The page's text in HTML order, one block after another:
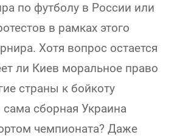
по футболу в России или
в рамках этого
Хотя вопрос остается
ли Киев моральное право
страны к бойкоту
сборная Украина
чемпионата? Даже